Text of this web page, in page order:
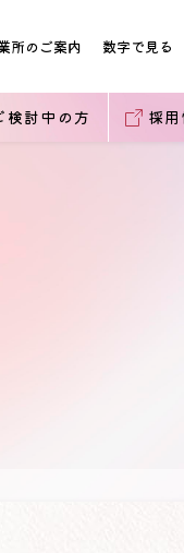
所のご案内 数字で見る
検討中の方 採